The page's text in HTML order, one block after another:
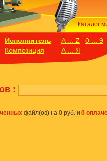
Каталог
Исполнитель
Композиция
A ... Z
0 ... 9
А ... Я
:
файл(ов) на 0 руб. и 0